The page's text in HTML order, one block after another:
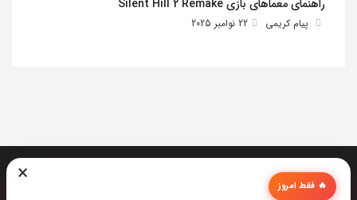
راهنمای معماهای بازی Silent Hill 2 Remake
پیام کریمی 22 نوامبر 2025
× 🔥 فقط امروز